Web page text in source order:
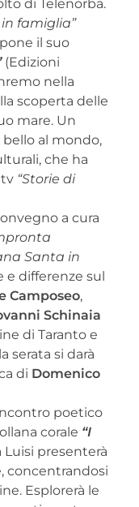
di Telenorba.
famiglia”
il suo
(Edizioni
nella
scoperta delle
mare. Un
al mondo,
che ha
“Storie di
a cura
Santa in
e differenze sul
Camposeo,
Schinaia
di Taranto e
serata si darà
di Domenico
poetico
corale “I
Luisi presenterà
concentrandosi
Esplorerà le